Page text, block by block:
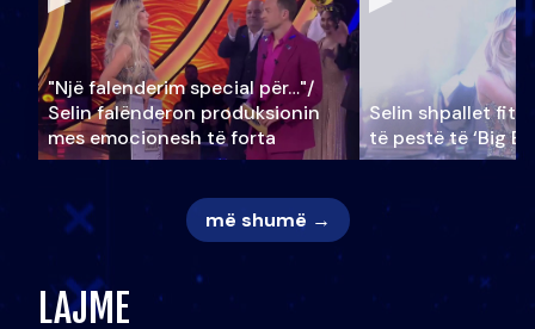
"Një falenderim special për…"/
Selin falënderon produksionin
mes emocionesh të forta
Selin shpallet
të pestë të ‘Big
më shumë →
LAJME